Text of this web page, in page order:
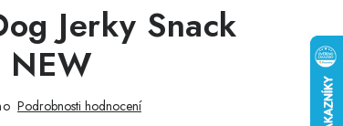
Jerky Snack
Podrobnosti hodnocení